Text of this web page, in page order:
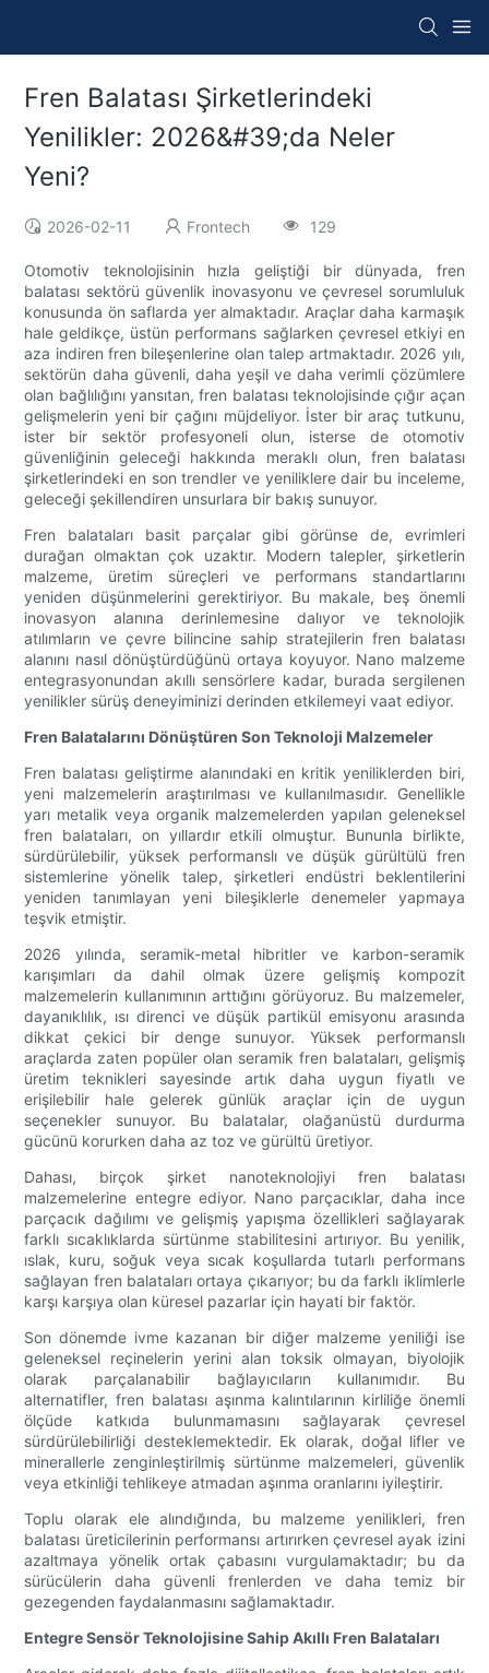
Fren Balatası Şirketlerindeki
Yenilikler: 2026&#39;da Neler
Yeni?
2026-02-11 Frontech 129
Otomotiv teknolojisinin hızla geliştiği bir dünyada, fren
balatası sektörü güvenlik inovasyonu ve çevresel sorumluluk
konusunda ön saflarda yer almaktadır. Araçlar daha karmaşık
hale geldikçe, üstün performans sağlarken çevresel etkiyi en
aza indiren fren bileşenlerine olan talep artmaktadır. 2026 yılı,
sektörün daha güvenli, daha yeşil ve daha verimli çözümlere
olan bağlılığını yansıtan, fren balatası teknolojisinde çığır açan
gelişmelerin yeni bir çağını müjdeliyor. İster bir araç tutkunu,
ister bir sektör profesyoneli olun, isterse de otomotiv
güvenliğinin geleceği hakkında meraklı olun, fren balatası
şirketlerindeki en son trendler ve yeniliklere dair bu inceleme,
geleceği şekillendiren unsurlara bir bakış sunuyor.
Fren balataları basit parçalar gibi görünse de, evrimleri
durağan olmaktan çok uzaktır. Modern talepler, şirketlerin
malzeme, üretim süreçleri ve performans standartlarını
yeniden düşünmelerini gerektiriyor. Bu makale, beş önemli
inovasyon alanına derinlemesine dalıyor ve teknolojik
atılımların ve çevre bilincine sahip stratejilerin fren balatası
alanını nasıl dönüştürdüğünü ortaya koyuyor. Nano malzeme
entegrasyonundan akıllı sensörlere kadar, burada sergilenen
yenilikler sürüş deneyiminizi derinden etkilemeyi vaat ediyor.
Fren Balatalarını Dönüştüren Son Teknoloji Malzemeler
Fren balatası geliştirme alanındaki en kritik yeniliklerden biri,
yeni malzemelerin araştırılması ve kullanılmasıdır. Genellikle
yarı metalik veya organik malzemelerden yapılan geleneksel
fren balataları, on yıllardır etkili olmuştur. Bununla birlikte,
sürdürülebilir, yüksek performanslı ve düşük gürültülü fren
sistemlerine yönelik talep, şirketleri endüstri beklentilerini
yeniden tanımlayan yeni bileşiklerle denemeler yapmaya
teşvik etmiştir.
2026 yılında, seramik-metal hibritler ve karbon-seramik
karışımları da dahil olmak üzere gelişmiş kompozit
malzemelerin kullanımının arttığını görüyoruz. Bu malzemeler,
dayanıklılık, ısı direnci ve düşük partikül emisyonu arasında
dikkat çekici bir denge sunuyor. Yüksek performanslı
araçlarda zaten popüler olan seramik fren balataları, gelişmiş
üretim teknikleri sayesinde artık daha uygun fiyatlı ve
erişilebilir hale gelerek günlük araçlar için de uygun
seçenekler sunuyor. Bu balatalar, olağanüstü durdurma
gücünü korurken daha az toz ve gürültü üretiyor.
Dahası, birçok şirket nanoteknolojiyi fren balatası
malzemelerine entegre ediyor. Nano parçacıklar, daha ince
parçacık dağılımı ve gelişmiş yapışma özellikleri sağlayarak
farklı sıcaklıklarda sürtünme stabilitesini artırıyor. Bu yenilik,
ıslak, kuru, soğuk veya sıcak koşullarda tutarlı performans
sağlayan fren balataları ortaya çıkarıyor; bu da farklı iklimlerle
karşı karşıya olan küresel pazarlar için hayati bir faktör.
Son dönemde ivme kazanan bir diğer malzeme yeniliği ise
geleneksel reçinelerin yerini alan toksik olmayan, biyolojik
olarak parçalanabilir bağlayıcıların kullanımıdır. Bu
alternatifler, fren balatası aşınma kalıntılarının kirliliğe önemli
ölçüde katkıda bulunmamasını sağlayarak çevresel
sürdürülebilirliği desteklemektedir. Ek olarak, doğal lifler ve
minerallerle zenginleştirilmiş sürtünme malzemeleri, güvenlik
veya etkinliği tehlikeye atmadan aşınma oranlarını iyileştirir.
Toplu olarak ele alındığında, bu malzeme yenilikleri, fren
balatası üreticilerinin performansı artırırken çevresel ayak izini
azaltmaya yönelik ortak çabasını vurgulamaktadır; bu da
sürücülerin daha güvenli frenlerden ve daha temiz bir
gezegenden faydalanmasını sağlamaktadır.
Entegre Sensör Teknolojisine Sahip Akıllı Fren Balataları